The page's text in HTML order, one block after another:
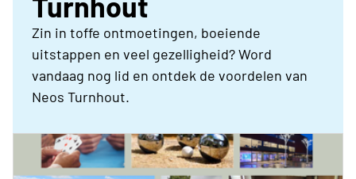
Zin in toffe ontmoetingen, boeiende
uitstappen en veel gezelligheid? Word
vandaag nog lid en ontdek de voordelen van
Neos Turnhout.